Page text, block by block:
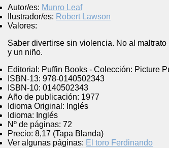
Autor/es: Munro Leaf
Ilustrador/es: Robert Lawson
Valores:
Saber divertirse sin violencia. No al
y un niño.
Editorial: Puffin Books - Colección: Picture
ISBN-13: 978-0140502343
ISBN-10: 0140502343
Año de publicación: 1977
Idioma Original: Inglés
Idioma: Inglés
Nº de páginas: 72
Precio: 8,17 (Tapa Blanda)
Ver algunas páginas: El toro Ferdinando